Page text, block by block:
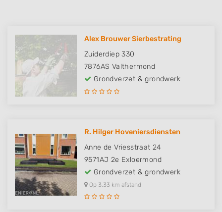
Alex Brouwer Sierbestrating
Zuiderdiep 330
7876AS Valthermond
Grondverzet & grondwerk
R. Hilger Hoveniersdiensten
Anne de Vriesstraat 24
9571AJ 2e Exloermond
Grondverzet & grondwerk
Op 3,33 km afstand